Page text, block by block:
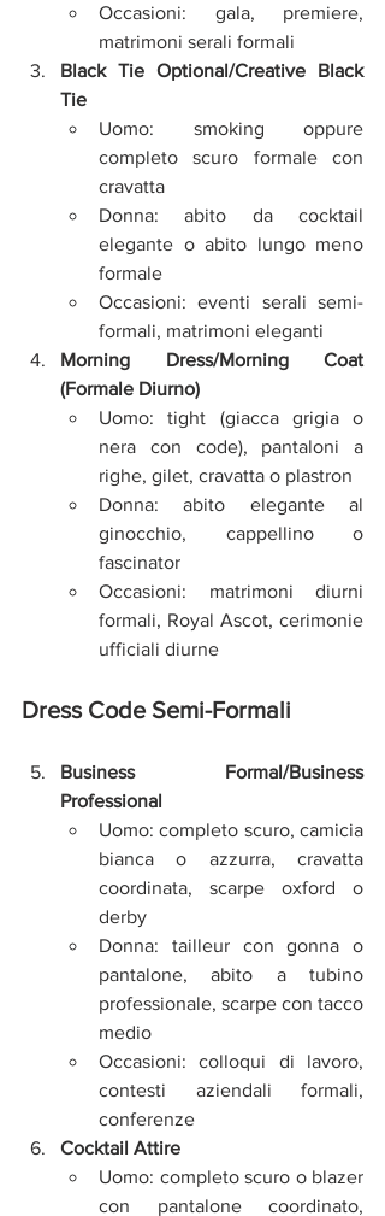
Occasioni: gala, premiere,
matrimoni serali formali
Black Tie Optional/Creative Black
Tie
Uomo: smoking oppure
completo scuro formale con
cravatta
Donna: abito da cocktail
elegante o abito lungo meno
formale
Occasioni: eventi serali semi-
formali, matrimoni eleganti
Morning Dress/Morning Coat
(Formale Diurno)
Uomo: tight (giacca grigia o
nera con code), pantaloni a
righe, gilet, cravatta o plastron
Donna: abito elegante al
ginocchio, cappellino o
fascinator
Occasioni: matrimoni diurni
formali, Royal Ascot, cerimonie
ufficiali diurne
Dress Code Semi-Formali
Business Formal/Business
Professional
Uomo: completo scuro, camicia
bianca o azzurra, cravatta
coordinata, scarpe oxford o
derby
Donna: tailleur con gonna o
pantalone, abito a tubino
professionale, scarpe con tacco
medio
Occasioni: colloqui di lavoro,
contesti aziendali formali,
conferenze
Cocktail Attire
Uomo: completo scuro o blazer
con pantalone coordinato,